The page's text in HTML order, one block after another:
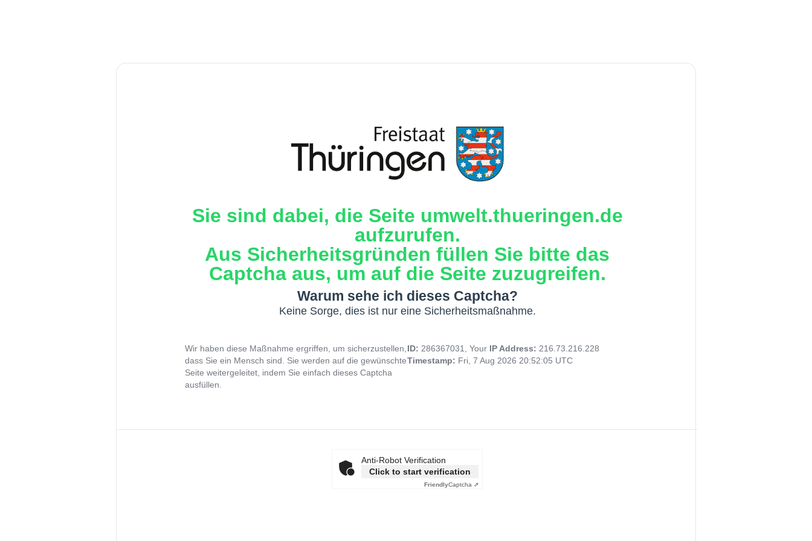
Sie sind dabei, die Seite umwelt.thueringen.de
aufzurufen.
Aus Sicherheitsgründen füllen Sie bitte das
Captcha aus, um auf die Seite zuzugreifen.
Warum sehe ich dieses Captcha?
Keine Sorge, dies ist nur eine Sicherheitsmaßnahme.
Wir haben diese Maßnahme ergriffen, um sicherzustellen,
dass Sie ein Mensch sind. Sie werden auf die gewünschte
Seite weitergeleitet, indem Sie einfach dieses Captcha
ausfüllen.
ID: 286367031, Your IP Address: 216.73.216.228
Timestamp: Fri, 7 Aug 2026 20:52:05 UTC
Anti-Robot Verification
Click to start verification
FriendlyCaptcha ⇗